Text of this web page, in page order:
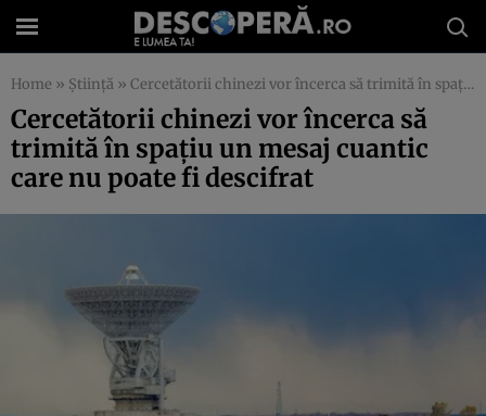
Home » Știință » Cercetătorii chinezi vor încerca să trimită în spațiu un mesaj cuantic care nu poate fi descifrat
Cercetătorii chinezi vor încerca să
trimită în spațiu un mesaj cuantic
care nu poate fi descifrat